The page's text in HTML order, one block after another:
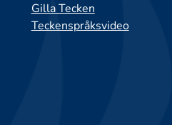
Gilla Tecken
Teckenspråksvideo